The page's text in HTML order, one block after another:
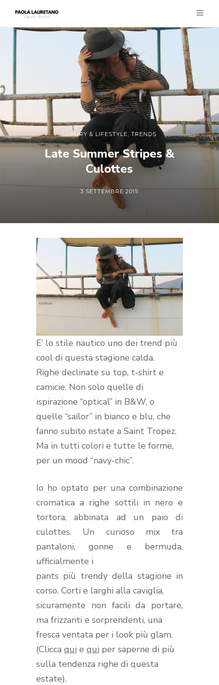
LUXURY & LIFESTYLE,TRENDS
Late Summer Stripes &
Culottes
3 SETTEMBRE 2015
E’ lo stile nautico uno dei trend più
cool di questa stagione calda.
Righe declinate su top, t-shirt e
camicie. Non solo quelle di
ispirazione “optical” in B&W, o
quelle “sailor” in bianco e blu, che
fanno subito estate a Saint Tropez.
Ma in tutti colori e tutte le forme,
per un mood “navy-chic”.
Io ho optato per una combinazione
cromatica a righe sottili in nero e
tortora, abbinata ad un paio di
culottes. Un curioso mix tra
pantaloni, gonne e bermuda,
ufficialmente i
pants più trendy della stagione in
corso. Corti e larghi alla caviglia,
sicuramente non facili da portare,
ma frizzanti e sorprendenti, una
fresca ventata per i look più glam.
(Clicca qui e qui per saperne di più
sulla tendenza righe di questa
estate).